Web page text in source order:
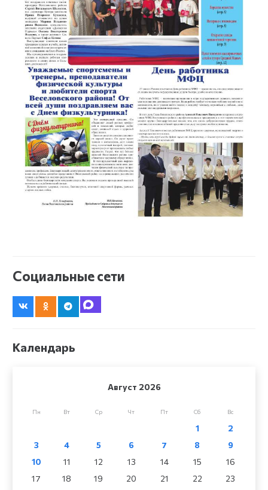
Социальные сети
Календарь
Август 2026
Пн Вт Ср Чт Пт Сб Вс
1
2
3
4 5 6 7 8
9
10
11 12 13 14 15
16
17
18 19 20 21 22
23